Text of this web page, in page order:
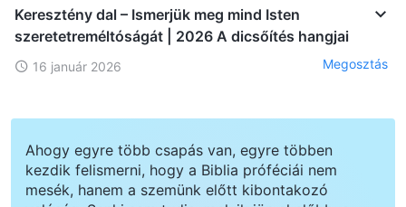
Keresztény dal – Ismerjük meg mind Isten
szeretetreméltóságát | 2026 A dicsőítés hangjai
16 január 2026 Megosztás
Ahogy egyre több csapás van, egyre többen
kezdik felismerni, hogy a Biblia próféciái nem
mesék, hanem a szemünk előtt kibontakozó